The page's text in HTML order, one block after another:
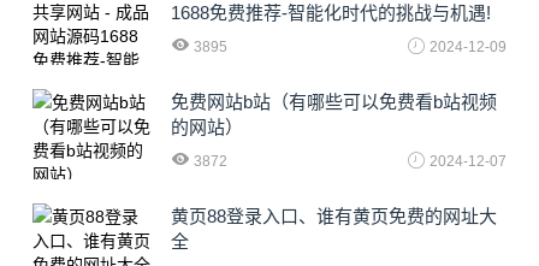
1688免费推荐-智能化时代的挑战与机遇!
3895 2024-12-09
免费网站b站（有哪些可以免费看b站视频
的网站）
3872 2024-12-07
黄页88登录入口、谁有黄页免费的网址大
全